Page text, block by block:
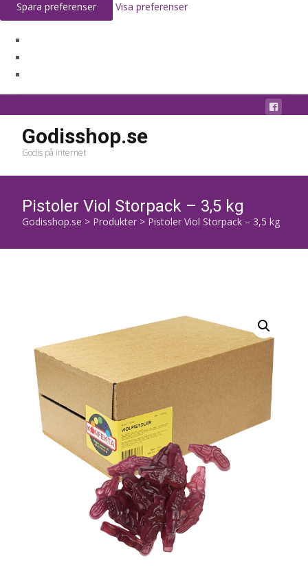
Spara preferenser Visa preferenser
Godisshop.se
Godis på internet
Pistoler Viol Storpack – 3,5 kg
Godisshop.se > Produkter > Pistoler Viol Storpack – 3,5 kg